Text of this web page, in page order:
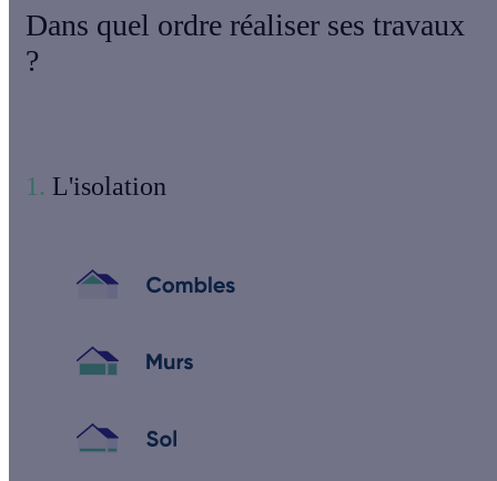
Dans quel ordre réaliser ses travaux
?
1. L'isolation